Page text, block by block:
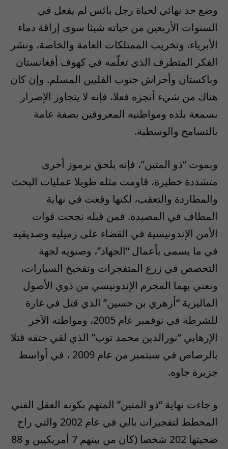
وضع حد نهائي لحياة رجل بائس لم يفعل في
السنوات الأربعين من حياته شيئا سوى إراقة دماء
الأبرياء، وتخريب الممتلكات العامة والخاصة، ونشر
الفكر المتطرف الذي تعلّمه في كهوف أفغانستان
وباكستان وأحراش جنوب الفلبين المسلم. وإن كان
هناك من شيء أنجزه فعلا، فإنه لا يتجاوز الإضرار
بسمعة بلده ومواطنيه المعروفين بصفة عامة
بالتسامح والوسطية.
وبموت “ذو المتين”، فإنه يلحق برموز أخرى
متشددة خطيرة، قاومت مثله طويلا عمليات البحث
والمطاردة والتعقب، لكنها وقعت في نهاية
المطاف في المصيدة. فمن قبله نجحت قوات
الأمن الإندونيسية في القضاء على زميليه وصديقيه
في ما يسمى بأعمال “الجهاد”، وصنويه لجهة
التخصص في زرع المتفجرات وتفخيخ السيارات،
ونعني بهما المجرم الإندونيسي من ذوي الأصول
الماليزية “أزهري بن حسين” الذي قتل في غارة
للشرطة في نوفمبر عام 2005، ومواطنه الآخر
الإرهابي “نورالدين محمد توب” الذي لقي حتفه قتلا
بالرصاص في سبتمبر من عام 2009 ، في أواسط
جزيرة جاوه.
و جاءت نهاية “ذو المتين” المتهم بكونه العقل الفني
المخطط لتفجيرات بالي في عام 2002 والتي راح
ضحيتها 202 شخصا (كان من بينهم 7 أمريكيين و 88